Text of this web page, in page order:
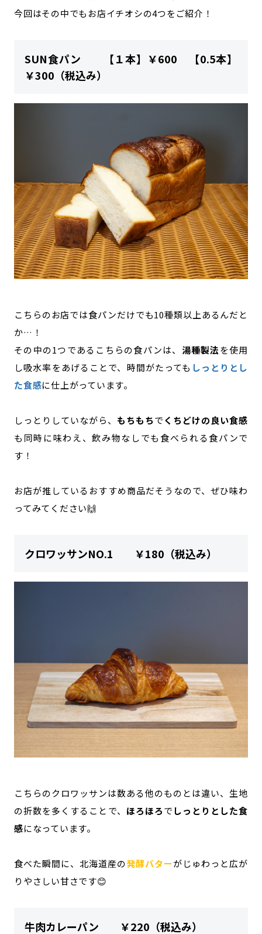
今回はその中でもお店イチオシの4つをご紹介！
SUN食パン 【１本】￥600 【0.5本】
￥300（税込み）
こちらのお店では食パンだけでも10種類以上あるんだと
か…！
その中の1つであるこちらの食パンは、 湯種製法を使用
し吸水率をあげることで、時間がたっても しっとりとし
た食感に仕上がっています。
しっとりしていながら、 もちもちでくちどけの良い食感
も同時に味わえ、飲み物なしでも食べられる食パンで
す！
お店が推しているおすすめ商品だそうなので、ぜひ味わ
ってみてください🙌
クロワッサンNO.1 ￥180（税込み）
こちらのクロワッサンは数ある他のものとは違い、生地
の折数を多くすることで、 ほろほろで しっとりとした食
感になっています。
食べた瞬間に、北海道産の発酵バターがじゅわっと広が
りやさしい甘さです😊
牛肉カレーパン ￥220（税込み）